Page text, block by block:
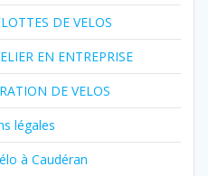
DE VELOS
EN ENTREPRISE
DE VELOS
légales
à Caudéran